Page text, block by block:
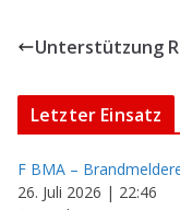
Unterstützung
Letzter Einsatz
F BMA –
26. Juli 2026 | 22:46